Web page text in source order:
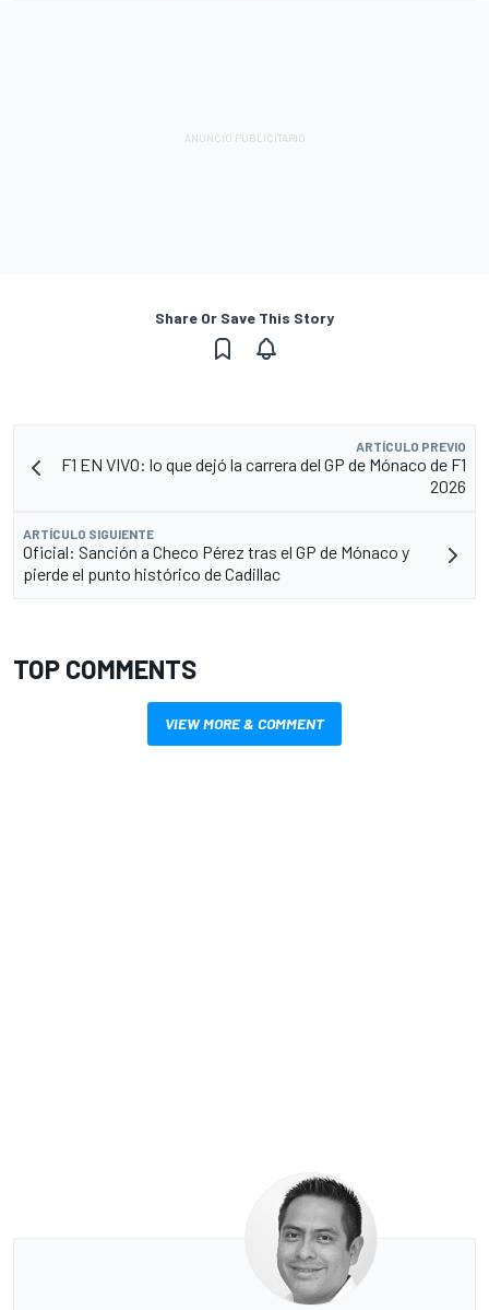
Share Or Save This Story
ARTÍCULO PREVIO
F1 EN VIVO: lo que dejó la carrera del GP de Mónaco de F1
2026
ARTÍCULO SIGUIENTE
Oficial: Sanción a Checo Pérez tras el GP de Mónaco y
pierde el punto histórico de Cadillac
TOP COMMENTS
VIEW MORE & COMMENT